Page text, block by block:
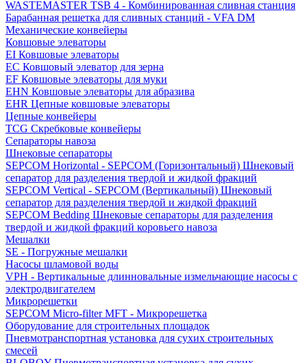
WASTEMASTER TSB 4 - Комбинированная сливная станция
Барабанная решетка для сливных станций - VFA DM
Механические конвейеры
Ковшовые элеваторы
EI Ковшовые элеваторы
EC Ковшовый элеватор для зерна
EF Ковшовые элеваторы для муки
EHN Ковшовые элеваторы для абразива
EHR Цепные ковшовые элеваторы
Цепные конвейеры
TCG Скребковые конвейеры
Сепараторы навоза
Шнековые сепараторы
SEPCOM Horizontal - SEPCOM (Горизонтальный) Шнековый
сепаратор для разделения твердой и жидкой фракций
SEPCOM Vertical - SEPCOM (Вертикальный) Шнековый
сепаратор для разделения твердой и жидкой фракций
SEPCOM Bedding Шнековые сепараторы для разделения
твердой и жидкой фракций коровьего навоза
Мешалки
SE - Погружные мешалки
Насосы шламовой воды
VPH - Вертикальные длинновальные измельчающие насосы с
электродвигателем
Микрорешетки
SEPCOM Micro-filter MFT - Микрорешетка
Оборудование для строительных площадок
Пневмотранспортная установка для сухих строительных
смесей